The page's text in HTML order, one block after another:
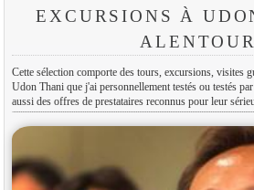
EXCURSIONS À
Cette sélection comporte des tours, excursions, visites
Udon Thani que j'ai personnellement testés ou testés
aussi des offres de prestataires reconnus pour leur